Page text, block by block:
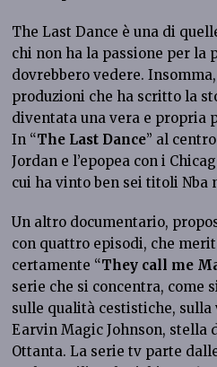
The Last Dance è una di
chi non ha la passione per la
dovrebbero vedere.
produzioni che ha scritto la
diventata una vera e propria
In “The Last Dance” al
Jordan e l’epopea con i
cui ha vinto ben sei titoli Nba
Un altro documentario,
con quattro episodi, che
certamente “They call me
serie che si concentra, come
sulle qualità cestistiche,
Earvin Magic Johnson, stella
Ottanta. La serie tv parte